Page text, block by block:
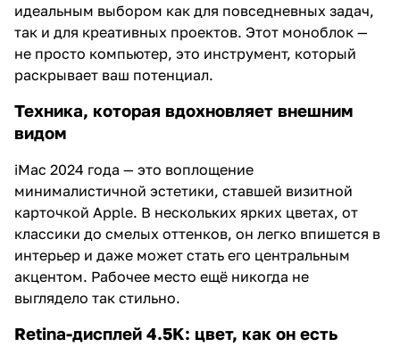
идеальным выбором как для повседневных задач,
так и для креативных проектов. Этот моноблок —
не просто компьютер, это инструмент, который
раскрывает ваш потенциал.
Техника, которая вдохновляет внешним
видом
iMac 2024 года — это воплощение
минималистичной эстетики, ставшей визитной
карточкой Apple. В нескольких ярких цветах, от
классики до смелых оттенков, он легко впишется в
интерьер и даже может стать его центральным
акцентом. Рабочее место ещё никогда не
выглядело так стильно.
Retina-дисплей 4.5K: цвет, как он есть